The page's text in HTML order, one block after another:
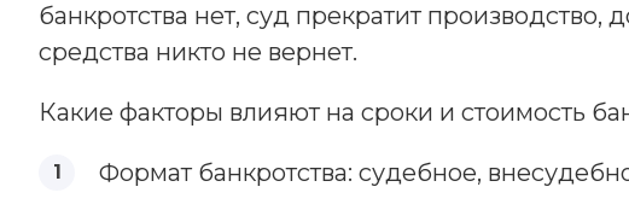
банкротства нет, суд прекратит производство,
средства никто не вернет.
Какие факторы влияют на сроки и стоимость
Формат банкротства: судебное,